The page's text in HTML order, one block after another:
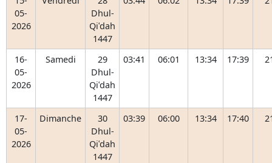
05-
2026
Dhul-
Qiʿdah
1447
16-
05-
2026
Samedi
29
Dhul-
Qiʿdah
1447
03:41 06:01 13:34 17:39
17-
05-
2026
Dimanche
30
Dhul-
Qiʿdah
1447
03:39 06:00 13:34 17:40